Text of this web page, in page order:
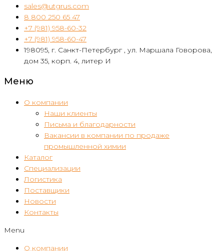
sales@utgrus.com
8 800 250 65 47
+7 (981) 958-60-32
+7 (981) 958-60-47
198095, г. Санкт-Петербург , ул. Маршала Говорова,
дом 35, корп. 4, литер И
Меню
О компании
Наши клиенты
Письма и благодарности
Вакансии в компании по продаже
промышленной химии
Каталог
Специализации
Логистика
Поставщики
Новости
Контакты
Menu
О компании